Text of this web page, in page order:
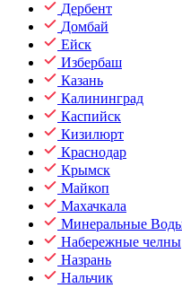
Дербент
Домбай
Ейск
Избербаш
Казань
Калининград
Каспийск
Кизилюрт
Краснодар
Крымск
Майкоп
Махачкала
Минеральные
Набережные челны
Назрань
Нальчик